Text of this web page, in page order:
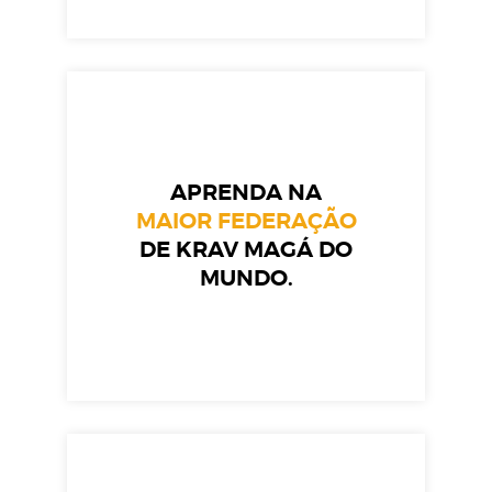
APRENDA NA
MAIOR FEDERAÇÃO
DE KRAV MAGÁ DO
MUNDO.